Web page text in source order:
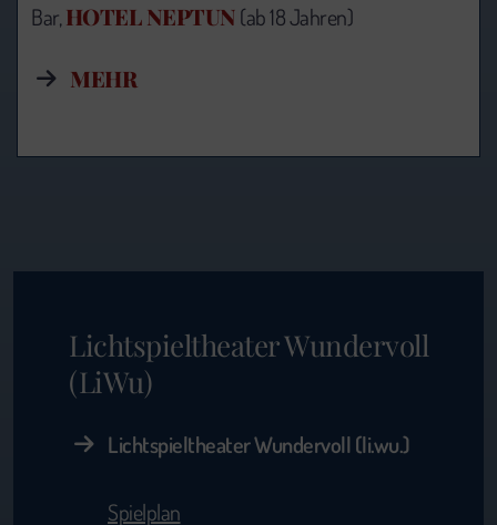
Bar,HOTEL NEPTUN(ab 18 Jahren)
MEHR
Lichtspieltheater Wundervoll
(LiWu)
Lichtspieltheater Wundervoll (li.wu.)
Spielplan